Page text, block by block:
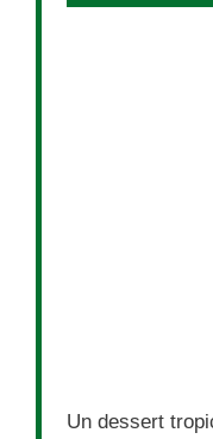
Un dessert